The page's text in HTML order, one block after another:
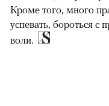
Кроме того, много
успевать, бороться с
воли.